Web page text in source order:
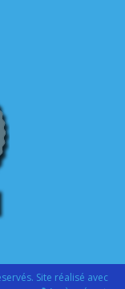
Site réalisé avec